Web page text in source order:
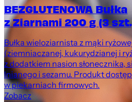
BEZGLUTENOWA Bułka
z Ziarnami 200 g (3
Bułka wieloziarnista z mąki
(ziemniaczanej, kukurydzianej i
z dodatkiem nasion słonecznika,
lnianego i sezamu. Produkt
w piekarniach firmowych.
Zobacz